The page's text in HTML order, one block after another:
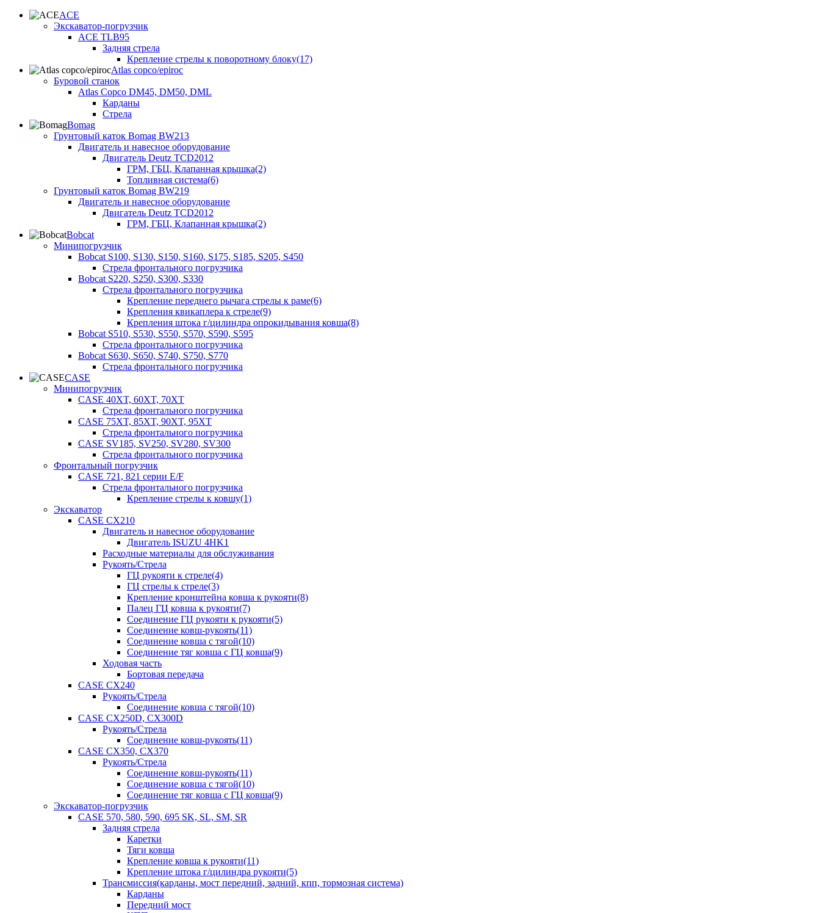
ACE
Экскаватор-погрузчик
ACE TLB95
Задняя стрела
Крепление стрелы к поворотному блоку(17)
Atlas copco/epiroc
Буровой станок
Atlas Copco DM45, DM50, DML
Карданы
Стрела
Bomag
Грунтовый каток Bomag BW213
Двигатель и навесное оборудование
Двигатель Deutz TCD2012
ГРМ, ГБЦ, Клапанная крышка(2)
Топливная система(6)
Грунтовый каток Bomag BW219
Двигатель и навесное оборудование
Двигатель Deutz TCD2012
ГРМ, ГБЦ, Клапанная крышка(2)
Bobcat
Минипогрузчик
Bobcat S100, S130, S150, S160, S175, S185, S205, S450
Стрела фронтального погрузчика
Bobcat S220, S250, S300, S330
Стрела фронтального погрузчика
Крепление переднего рычага стрелы к раме(6)
Крепления квикаплера к стреле(9)
Крепления штока г/цилиндра опрокидывания ковша(8)
Bobcat S510, S530, S550, S570, S590, S595
Стрела фронтального погрузчика
Bobcat S630, S650, S740, S750, S770
Стрела фронтального погрузчика
CASE
Минипогрузчик
CASE 40XT, 60XT, 70XT
Стрела фронтального погрузчика
CASE 75XT, 85XT, 90XT, 95XT
Стрела фронтального погрузчика
CASE SV185, SV250, SV280, SV300
Стрела фронтального погрузчика
Фронтальный погрузчик
CASE 721, 821 серии E/F
Стрела фронтального погрузчика
Крепление стрелы к ковшу(1)
Экскаватор
CASE CX210
Двигатель и навесное оборудование
Двигатель ISUZU 4HK1
Расходные материалы для обслуживания
Рукоять/Стрела
ГЦ рукояти к стреле(4)
ГЦ стрелы к стреле(3)
Крепление кронштейна ковша к рукояти(8)
Палец ГЦ ковша к рукояти(7)
Соединение ГЦ рукояти к рукояти(5)
Соединение ковш-рукоять(11)
Соединение ковша с тягой(10)
Соединение тяг ковша с ГЦ ковша(9)
Ходовая часть
Бортовая передача
CASE CX240
Рукоять/Стрела
Соединение ковша с тягой(10)
CASE CX250D, CX300D
Рукоять/Стрела
Соединение ковш-рукоять(11)
CASE CX350, CX370
Рукоять/Стрела
Соединение ковш-рукоять(11)
Соединение ковша с тягой(10)
Соединение тяг ковша с ГЦ ковша(9)
Экскаватор-погрузчик
CASE 570, 580, 590, 695 SK, SL, SM, SR
Задняя стрела
Каретки
Тяги ковша
Крепление ковша к рукояти(11)
Крепление штока г/цилиндра рукояти(5)
Трансмиссия(карданы, мост передний, задний, кпп, тормозная система)
Карданы
Передний мост